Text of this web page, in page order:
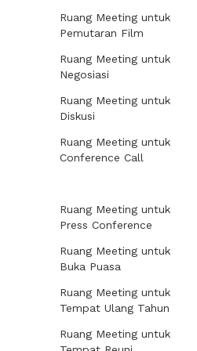
Ruang Meeting untuk
Pemutaran Film
Ruang Meeting untuk
Negosiasi
Ruang Meeting untuk
Diskusi
Ruang Meeting untuk
Conference Call
Ruang Meeting untuk
Press Conference
Ruang Meeting untuk
Buka Puasa
Ruang Meeting untuk
Tempat Ulang Tahun
Ruang Meeting untuk